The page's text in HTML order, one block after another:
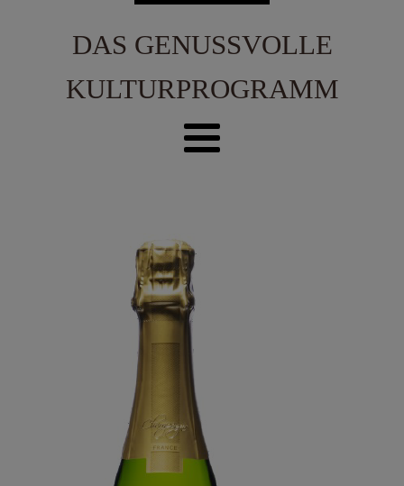
DAS GENUSSVOLLE
KULTURPROGRAMM